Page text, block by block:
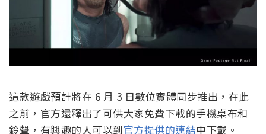
這款遊戲預計將在 6 月 3 日數位實體同步推出，在此
之前，官方還釋出了可供大家免費下載的手機桌布和
鈴聲，有興趣的人可以到官方提供的連結中下載。